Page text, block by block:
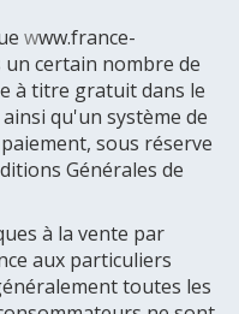
www.france-
certain nombre de
à titre gratuit dans le
qu'un système de
sous réserve
Générales de
à la vente par
aux particuliers
toutes les